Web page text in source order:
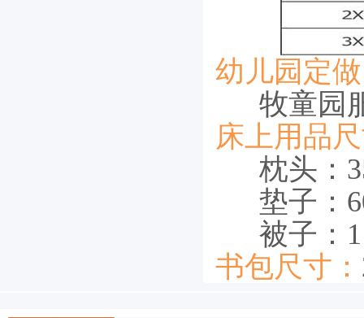
幼儿园定
牧童园
床上用品
枕头：
垫子：
被子：
书包尺寸：